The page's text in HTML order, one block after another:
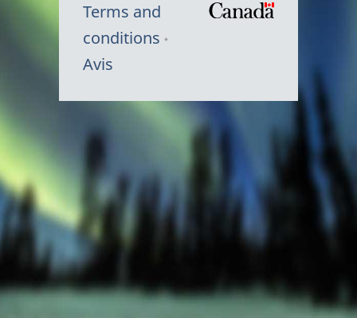
Terms and
conditions
Avis
Canada